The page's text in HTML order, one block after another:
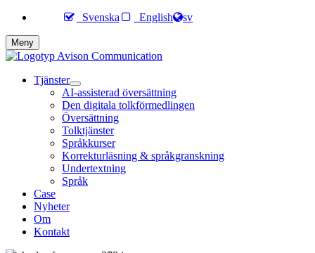
sv
Svenska English
Meny
Tjänster
AI-assisterad översättning
Den digitala tolkförmedlingen
Översättning
Tolktjänster
Språkkurser
Korrekturläsning & språkgranskning
Undertextning
Språk
Case
Nyheter
Om
Kontakt